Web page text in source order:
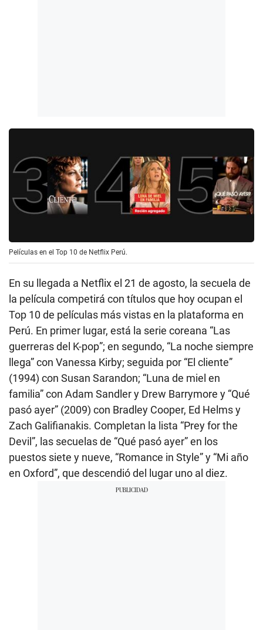
Películas en el Top 10 de Netflix Perú.
En su llegada a Netflix el 21 de agosto, la secuela de
la película competirá con títulos que hoy ocupan el
Top 10 de películas más vistas en la plataforma en
Perú. En primer lugar, está la serie coreana “Las
guerreras del K-pop”; en segundo, “La noche siempre
llega” con Vanessa Kirby; seguida por “El cliente”
(1994) con Susan Sarandon; “Luna de miel en
familia” con Adam Sandler y Drew Barrymore y “Qué
pasó ayer” (2009) con Bradley Cooper, Ed Helms y
Zach Galifianakis. Completan la lista “Prey for the
Devil”, las secuelas de “Qué pasó ayer” en los
puestos siete y nueve, “Romance in Style” y “Mi año
en Oxford”, que descendió del lugar uno al diez.